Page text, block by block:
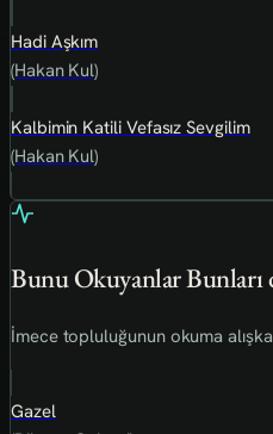
Hadi Aşkım
(Hakan Kul)
Kalbimin Katili Vefasız Sevgilim
(Hakan Kul)
Bunu Okuyanlar Bunları
İmece topluluğunun okuma
Gazel